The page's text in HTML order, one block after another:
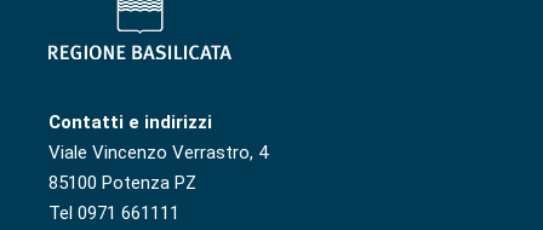
Contatti e indirizzi
Viale Vincenzo Verrastro, 4
85100 Potenza PZ
Tel 0971 661111